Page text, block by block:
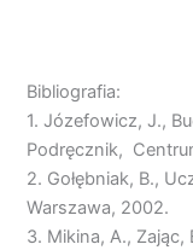
Bibliografia:
1. Józefowicz, J.,
Podręcznik,
2. Gołębniak, B.,
Warszawa, 2002.
3. Mikina, A.,